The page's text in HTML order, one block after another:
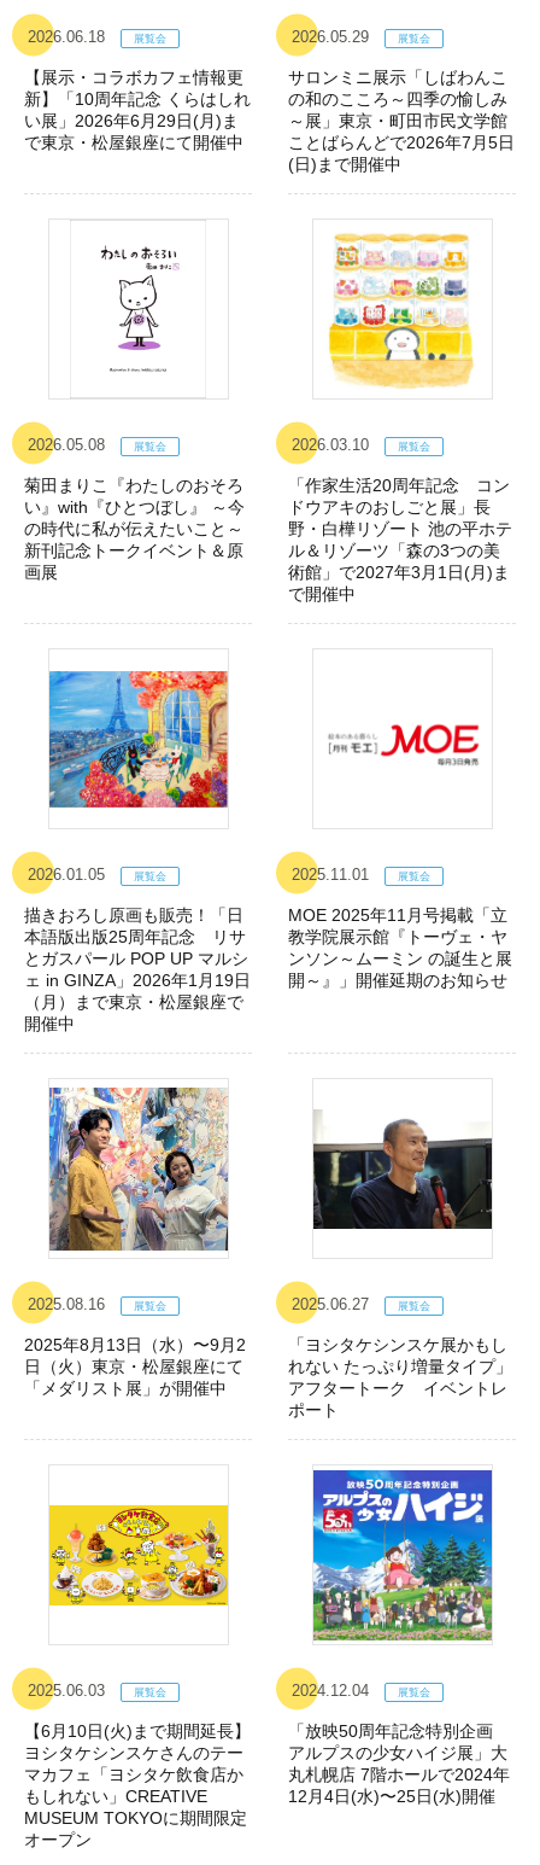
2026.06.18
【展示・コラボカフェ情報更
新】「10周年記念 くらはしれ
い展」2026年6月29日(月)ま
で東京・松屋銀座にて開催中
2026.05.29
サロンミニ展示「しばわんこ
の和のこころ～四季の愉しみ
～展」東京・町田市民文学館
ことばらんどで2026年7月5日
(日)まで開催中
2026.05.08
菊田まりこ『わたしのおそろ
い』with『ひとつぼし』 ～今
の時代に私が伝えたいこと～
新刊記念トークイベント＆原
画展
2026.03.10
「作家生活20周年記念 コン
ドウアキのおしごと展」長
野・白樺リゾート 池の平ホテ
ル＆リゾーツ「森の3つの美
術館」で2027年3月1日(月)ま
で開催中
2026.01.05
描きおろし原画も販売！「日
本語版出版25周年記念 リサ
とガスパール POP UP マルシ
ェ in GINZA」2026年1月19日
（月）まで東京・松屋銀座で
開催中
2025.11.01
MOE 2025年11月号掲載「立
教学院展示館『トーヴェ・ヤ
ンソン～ムーミン の誕生と展
開～』」開催延期のお知らせ
2025.08.16
2025年8月13日（水）〜9月2
日（火）東京・松屋銀座にて
「メダリスト展」が開催中
2025.06.27
「ヨシタケシンスケ展かもし
れない たっぷり増量タイプ」
アフタートーク イベントレ
ポート
2025.06.03
【6月10日(火)まで期間延長】
ヨシタケシンスケさんのテー
マカフェ「ヨシタケ飲食店か
もしれない」CREATIVE
MUSEUM TOKYOに期間限定
オープン
2024.12.04
「放映50周年記念特別企画
アルプスの少女ハイジ展」大
丸札幌店 7階ホールで2024年
12月4日(水)〜25日(水)開催